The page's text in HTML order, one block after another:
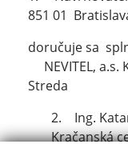
851 01
doručuje sa
NEVITEL, a.s.
Streda
2. Ing.
Kračanská